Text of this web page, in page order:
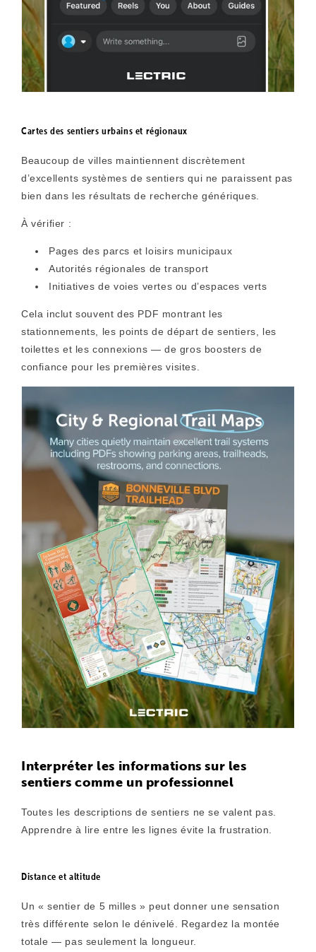
Cartes des sentiers urbains et régionaux
Beaucoup de villes maintiennent discrètement
d’excellents systèmes de sentiers qui ne paraissent pas
bien dans les résultats de recherche génériques.
À vérifier :
Pages des parcs et loisirs municipaux
Autorités régionales de transport
Initiatives de voies vertes ou d’espaces verts
Cela inclut souvent des PDF montrant les
stationnements, les points de départ de sentiers, les
toilettes et les connexions — de gros boosters de
confiance pour les premières visites.
Interpréter les informations sur les
sentiers comme un professionnel
Toutes les descriptions de sentiers ne se valent pas.
Apprendre à lire entre les lignes évite la frustration.
Distance et altitude
Un « sentier de 5 milles » peut donner une sensation
très différente selon le dénivelé. Regardez la montée
totale — pas seulement la longueur.